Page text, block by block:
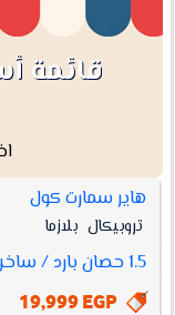
قائمة
افضل
أسعار
أسعار
المتنقلة
بفريون
مواصفات
هاير سمارت كول
تروبيكال بلازما
1.5 حصان بارد / ساخن
19,999 EGP